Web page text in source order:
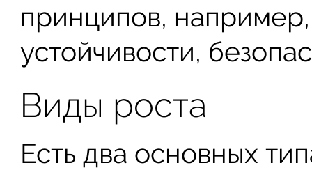
принципов,
устойчивости,
Виды роста
Есть два основных